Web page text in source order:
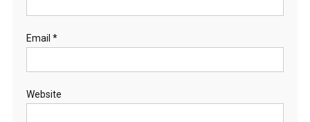
Email *
Website